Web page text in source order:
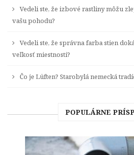
Vedeli ste, že izbové rastliny môžu
vašu pohodu?
Vedeli ste, že správna farba stien
veľkosť miestnosti?
Čo je Lüften? Starobylá nemecká
POPULÁRNE